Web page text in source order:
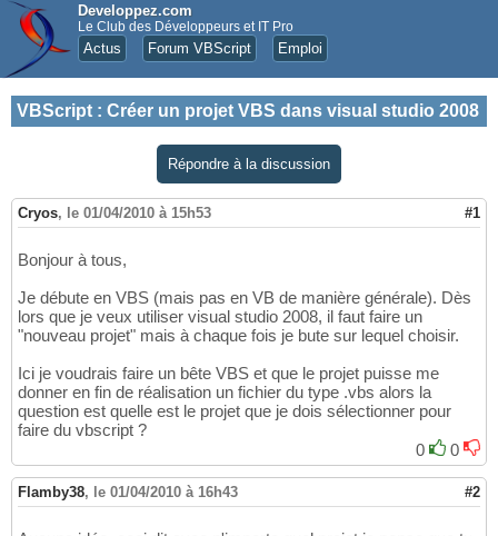
Developpez.com
Le Club des Développeurs et IT Pro
Actus Forum VBScript Emploi
VBScript : Créer un projet VBS dans visual studio 2008
Répondre à la discussion
Cryos, le 01/04/2010 à 15h53 #1
Bonjour à tous,
Je débute en VBS (mais pas en VB de manière générale). Dès
lors que je veux utiliser visual studio 2008, il faut faire un
"nouveau projet" mais à chaque fois je bute sur lequel choisir.
Ici je voudrais faire un bête VBS et que le projet puisse me
donner en fin de réalisation un fichier du type .vbs alors la
question est quelle est le projet que je dois sélectionner pour
faire du vbscript ?
0
0
Flamby38, le 01/04/2010 à 16h43 #2